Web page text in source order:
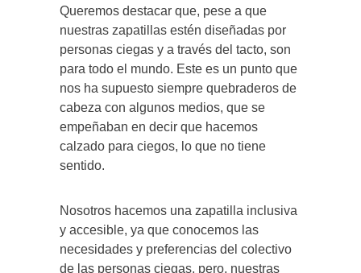
Queremos destacar que, pese a que
nuestras zapatillas estén diseñadas por
personas ciegas y a través del tacto, son
para todo el mundo. Este es un punto que
nos ha supuesto siempre quebraderos de
cabeza con algunos medios, que se
empeñaban en decir que hacemos
calzado para ciegos, lo que no tiene
sentido.
Nosotros hacemos una zapatilla inclusiva
y accesible, ya que conocemos las
necesidades y preferencias del colectivo
de las personas ciegas, pero, nuestras